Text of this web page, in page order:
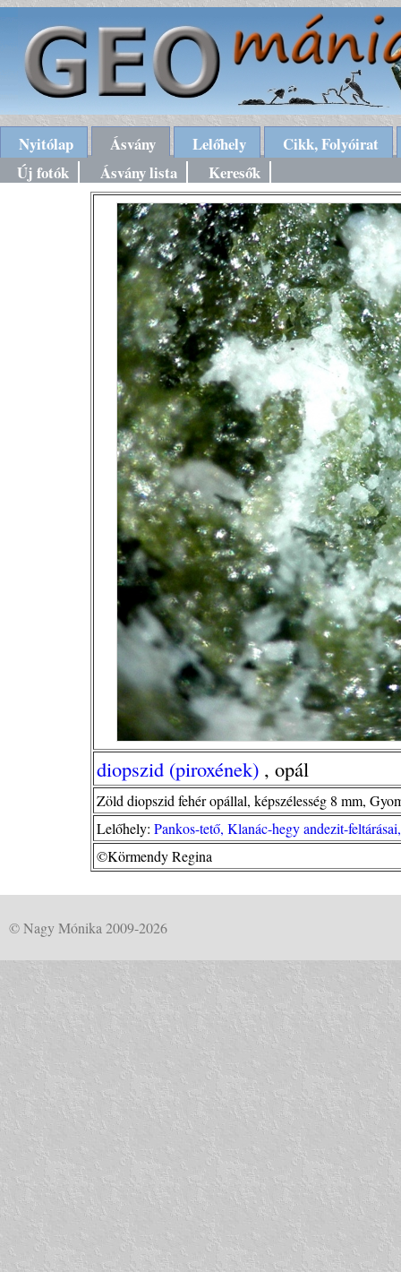
Nyitólap Ásvány Lelőhely
Cikk, Folyóirat
Új fotók
Ásvány lista Keresők
diopszid (piroxének) , opál
Zöld diopszid fehér opállal, képszélesség 8 mm,
Lelőhely: Pankos-tető, Klanác-hegy andezit-
©Körmendy Regina
© Nagy Mónika 2009-2026